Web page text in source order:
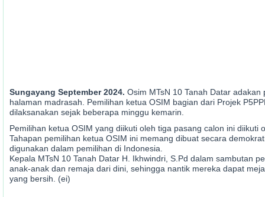
Sungayang September 2024. Osim MTsN 10 Tanah Datar
halaman madrasah. Pemilihan ketua OSIM bagian dari Projek
dilaksanakan sejak beberapa minggu kemarin.
Pemilihan ketua OSIM yang diikuti oleh tiga pasang calon ini
Tahapan pemilihan ketua OSIM ini memang dibuat secara
digunakan dalam pemilihan di Indonesia.
Kepala MTsN 10 Tanah Datar H. Ikhwindri, S.Pd dalam sambutan
anak-anak dan remaja dari dini, sehingga nantik mereka dapat
yang bersih. (ei)